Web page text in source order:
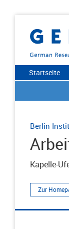
Startseite
Berlin
Kapelle-
Zur